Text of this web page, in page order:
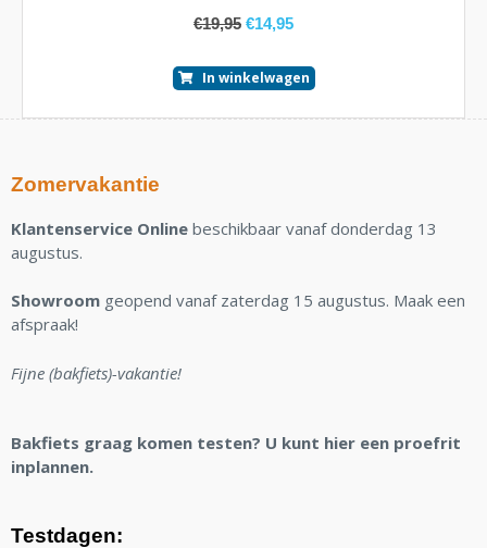
€19,95 €14,95
In winkelwagen
Zomervakantie
Klantenservice Online beschikbaar vanaf donderdag 13
augustus.
Showroom geopend vanaf zaterdag 15 augustus. Maak een
afspraak!
Fijne (bakfiets)-vakantie!
Bakfiets graag komen testen? U kunt hier een proefrit
inplannen.
Testdagen: